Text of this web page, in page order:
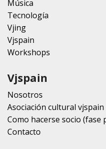
Música
Tecnología
Vjing
Vjspain
Workshops
Vjspain
Nosotros
Asociación cultural vjspain
Como hacerse socio (fase
Contacto